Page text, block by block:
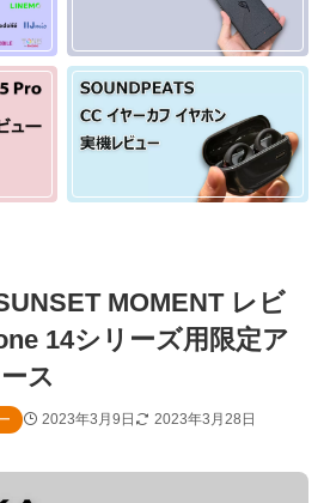
MOMENT レビ
14シリーズ用限定ア
ス
2023年3月9日 2023年3月28日